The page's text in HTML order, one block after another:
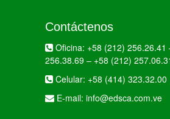
Contáctenos
Oficina: +58 (212) 256.26.41
256.38.69 – +58 (212)
Celular: +58 (414) 323.32.00
E-mail: info@edsca.com.ve